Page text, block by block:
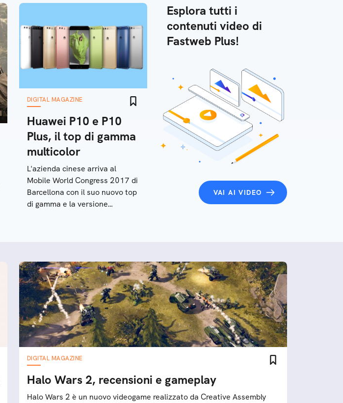
DIGITAL MAGAZINE
Huawei P10 e P10
Plus, il top di gamma
multicolor
L'azienda cinese arriva al
Mobile World Congress 2017 di
Barcellona con il suo nuovo top
di gamma e la versione
Esplora tutti i
contenuti video di
Fastweb Plus!
VAI AI VIDEO
DIGITAL MAGAZINE
Halo Wars 2, recensioni e gameplay
Halo Wars 2 è un nuovo videogame realizzato da Creative Assembly